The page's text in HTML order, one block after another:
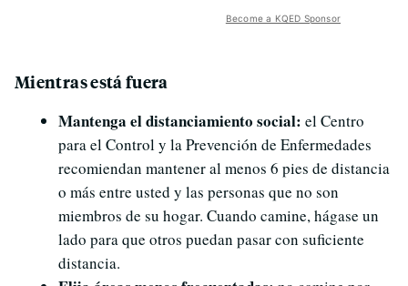
Become a KQED Sponsor
Mientras está fuera
Mantenga el distanciamiento social: el Centro
para el Control y la Prevención de Enfermedades
recomiendan mantener al menos 6 pies de distancia
o más entre usted y las personas que no son
miembros de su hogar. Cuando camine, hágase un
lado para que otros puedan pasar con suficiente
distancia.